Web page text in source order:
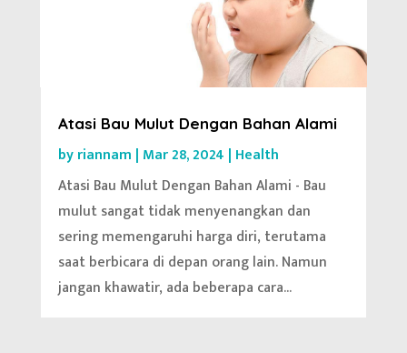
Atasi Bau Mulut Dengan Bahan Alami
byriannam | Mar 28, 2024 | Health
Atasi Bau Mulut Dengan Bahan Alami - Bau
mulut sangat tidak menyenangkan dan
sering memengaruhi harga diri, terutama
saat berbicara di depan orang lain. Namun
jangan khawatir, ada beberapa cara...